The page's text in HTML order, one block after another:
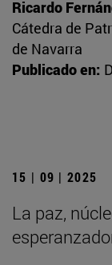
Ricardo
Cátedra de
de Navarra
Publicado en:
15 | 09 | 2025
La paz,